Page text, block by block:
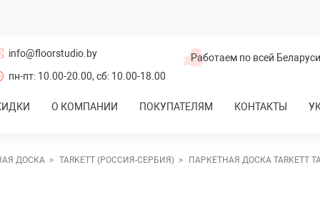
info@floorstudio.by
пн-пт: 10.00-20.00, сб: 10.00-18.00
Работаем по всей Беларуси
О КОМПАНИИ ПОКУПАТЕЛЯМ КОНТАКТЫ
ДОСКА TARKETT (РОССИЯ-СЕРБИЯ) ПАРКЕТНАЯ ДОСКА TARKETT